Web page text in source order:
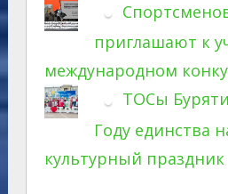
приглашают к
международном
ТОСы
Году единства
культурный праздник